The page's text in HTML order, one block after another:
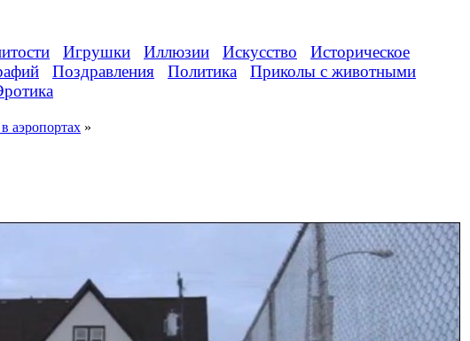
Игрушки Иллюзии Искусство
Историческое
Поздравления Политика
Приколы с животными
аэропортах »